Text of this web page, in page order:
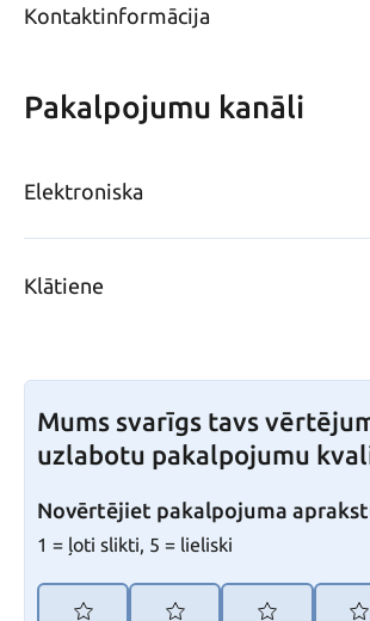
Kontaktinformācija
Pakalpojumu kanāli
Elektroniska
Klātiene
Mums svarīgs tavs
uzlabotu pakalpojumu
Novērtējiet pakalpojuma
1 = ļoti slikti, 5 = lieliski